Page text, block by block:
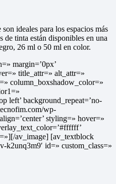
ideales para los espacios más
tinta están disponibles en una
26 ml o 50 ml en color.
margin=’0px’
title_attr=» alt_attr=»
column_boxshadow_color=»
left’ background_repeat=’no-
wp-
styling=» hover=»
av_image] [av_textblock
id=» custom_class=»